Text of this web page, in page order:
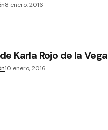
8 enero, 2016
Karla Rojo de la Vega
10 enero, 2016